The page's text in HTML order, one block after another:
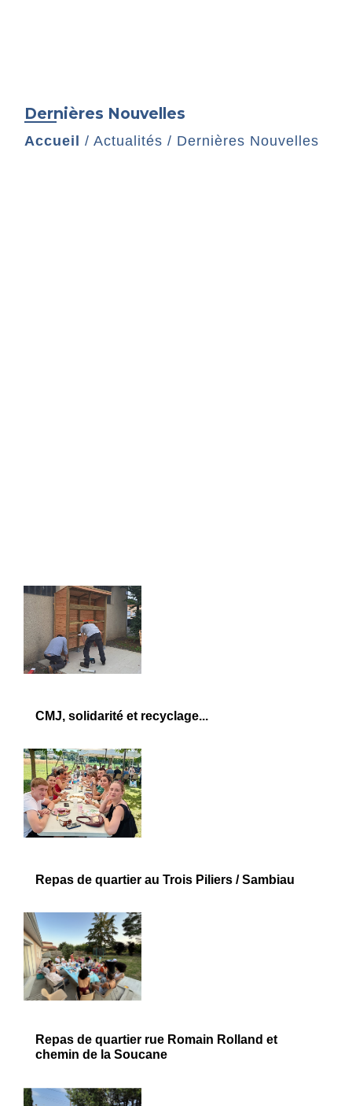
Dernières Nouvelles
Accueil / Actualités / Dernières Nouvelles
CMJ, solidarité et recyclage...
Repas de quartier au Trois Piliers / Sambiau
Repas de quartier rue Romain Rolland et
chemin de la Soucane